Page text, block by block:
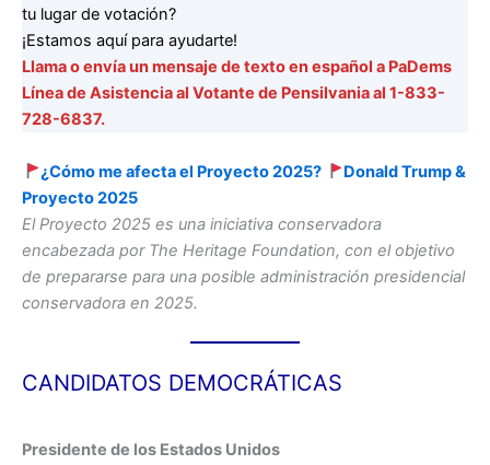
tu lugar de votación?
¡Estamos aquí para ayudarte!
Llama o envía un mensaje de texto en español a PaDems
Línea de Asistencia al Votante de Pensilvania al 1-833-
728-6837.
¿Cómo me afecta el Proyecto 2025?
Donald Trump &
Proyecto 2025
El Proyecto 2025 es una iniciativa conservadora
encabezada por The Heritage Foundation, con el objetivo
de prepararse para una posible administración presidencial
conservadora en 2025.
CANDIDATOS DEMOCRÁTICAS
Presidente de los Estados Unidos